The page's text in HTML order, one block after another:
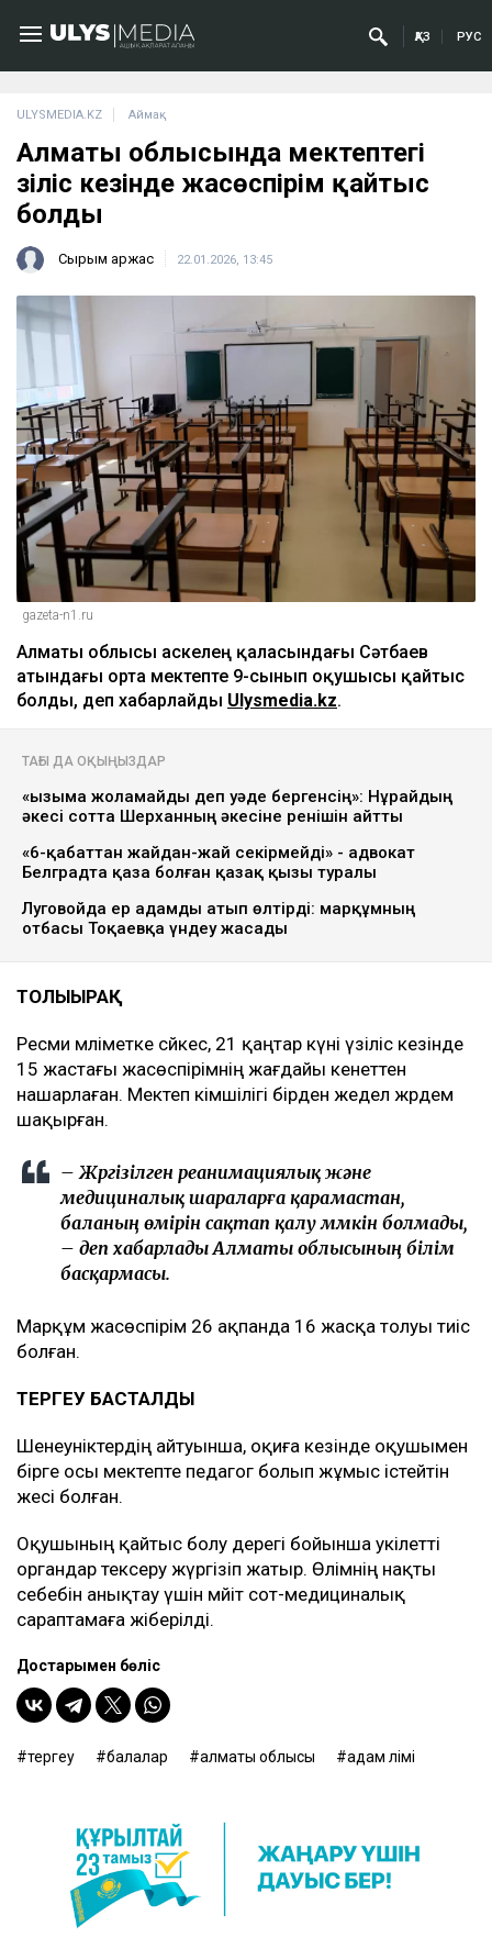
ҚАЗ РУС
ULYSMEDIA.KZ Аймақ
Алматы облысында мектептегі
үзіліс кезінде жасөспірім қайтыс
болды
Сырым Қаржас 22.01.2026, 13:45
gazeta-n1.ru
Алматы облысы Қаскелең қаласындағы Сәтбаев
атындағы орта мектепте 9-сынып оқушысы қайтыс
болды, деп хабарлайды Ulysmedia.kz.
ТАҒЫ ДА ОҚЫҢЫЗДАР
«Қызыма жоламайды деп уәде бергенсің»: Нұрайдың
әкесі сотта Шерханның әкесіне ренішін айтты
«6-қабаттан жайдан-жай секірмейді» - адвокат
Белградта қаза болған қазақ қызы туралы
Луговойда ер адамды атып өлтірді: марқұмның
отбасы Тоқаевқа үндеу жасады
ТОЛЫҒЫРАҚ
Ресми мәліметке сәйкес, 21 қаңтар күні үзіліс кезінде
15 жастағы жасөспірімнің жағдайы кенеттен
нашарлаған. Мектеп әкімшілігі бірден жедел жәрдем
шақырған.
– Жүргізілген реанимациялық және
медициналық шараларға қарамастан,
баланың өмірін сақтап қалу мүмкін болмады,
– деп хабарлады Алматы облысының білім
басқармасы.
Марқұм жасөспірім 26 ақпанда 16 жасқа толуы тиіс
болған.
ТЕРГЕУ БАСТАЛДЫ
Шенеуніктердің айтуынша, оқиға кезінде оқушымен
бірге осы мектепте педагог болып жұмыс істейтін
әжесі болған.
Оқушының қайтыс болу дерегі бойынша уәкілетті
органдар тексеру жүргізіп жатыр. Өлімнің нақты
себебін анықтау үшін мәйіт сот-медициналық
сараптамаға жіберілді.
Достарыңмен бөліс
тергеу балалар алматы облысы адам өлімі